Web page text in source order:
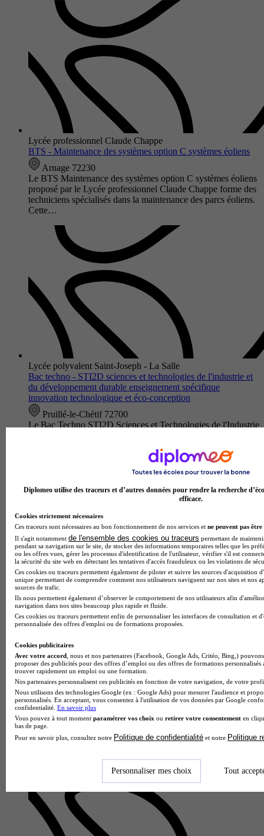
Lycée professionnel Claude Chappe
BTS - Maintenance des systèmes option C systèmes éoliens
Arnage 72230
Le BTS Maintenance des systèmes option C systèmes éoliens
proposé par le Lycée professionnel Claude Chappe forme des
techniciens spécialisés dans la maintenance des parcs éoliens.
Cette…
Lycée polyvalent Saint-Joseph - La Salle
Bac techno - STI2D sciences et technologies de l'industrie et
du développement durable enseignement spécifique
innovation technologique et éco-conception
Pruillé-le-Chétif 72700
Le Bac Techno STI2D Sciences et Technologies de l'Industrie
ESAIP
Diplôme d'ingénieur de l'École supérieure Angevine
d'informatique et de productique spécialité gestion des risques
4.3
22 avis
Saint-Barthélemy-d'Anjou 49124
Le diplôme d'ingénieur de l'École supérieure Angevine
d'informatique et de productique spécialité gestion des risques
et environnement, proposé par l'École supérieure angevine
d'informat…
Diplomeo utilise des traceurs et d’autres données pour rendre la recherche
efficace.
Cookies strictement nécessaires
Ces traceurs sont nécessaires au bon fonctionnement de nos services et ne peuvent pas être
Il s'agit notamment de l'ensemble des cookies ou traceurs permettant de
pendant sa navigation sur le site, de stocker des informations temporaires telles que les
ou les offres vues, gérer les processus d'identification de l'utilisateur, vérifier s'il est
la sécurité du site web en détectant les tentatives d'accès frauduleux ou les violations de
Ces cookies ou traceurs permettent également de piloter et suivre les sources d'acquisition
unique permettant de comprendre comment nos utilisateurs naviguent sur nos sites et nos
sources de trafic.
Ils nous permettent également d’observer le comportement de nos utilisateurs afin
navigation dans nos sites beaucoup plus rapide et fluide.
Ces cookies ou traceurs permettent enfin de personnaliser les interfaces de consultation et
personnalisée des offres d'emploi ou de formations proposées.
Cookies publicitaires
Avec votre accord , nous et nos partenaires (Facebook, Google Ads, Critéo, Bing,)
proposer des publicités pour des offres d’emploi ou des offres de formations
trouver rapidement un emploi ou une formation.
Nos partenaires personnalisent ces publicités en fonction de votre navigation, de votre
Nous utilisons des technologies Google (ex : Google Ads) pour mesurer l'audience et
personnalisés. En acceptant, vous consentez à l'utilisation de vos données par Google
confidentialité. En savoir plus
Vous pouvez à tout moment paramétrer vos choix ou retirer votre consentement en
bas de page.
Pour en savoir plus, consultez notre Politique de confidentialité et notre Politique
Personnaliser mes choix Tout